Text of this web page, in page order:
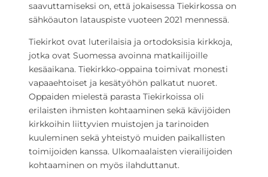
saavuttamiseksi on, että jokaisessa Tiekirkossa on
sähköauton latauspiste vuoteen 2021 mennessä.
Tiekirkot ovat luterilaisia ja ortodoksisia kirkkoja,
jotka ovat Suomessa avoinna matkailijoille
kesäaikana. Tiekirkko-oppaina toimivat monesti
vapaaehtoiset ja kesätyöhön palkatut nuoret.
Oppaiden mielestä parasta Tiekirkoissa oli
erilaisten ihmisten kohtaaminen sekä kävijöiden
kirkkoihin liittyvien muistojen ja tarinoiden
kuuleminen sekä yhteistyö muiden paikallisten
toimijoiden kanssa. Ulkomaalaisten vierailijoiden
kohtaaminen on myös ilahduttanut.